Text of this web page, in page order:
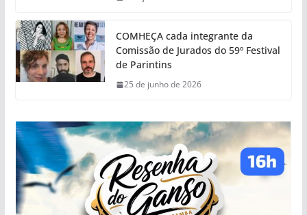
COMHEÇA cada integrante da
Comissão de Jurados do 59º Festival
de Parintins
25 de junho de 2026